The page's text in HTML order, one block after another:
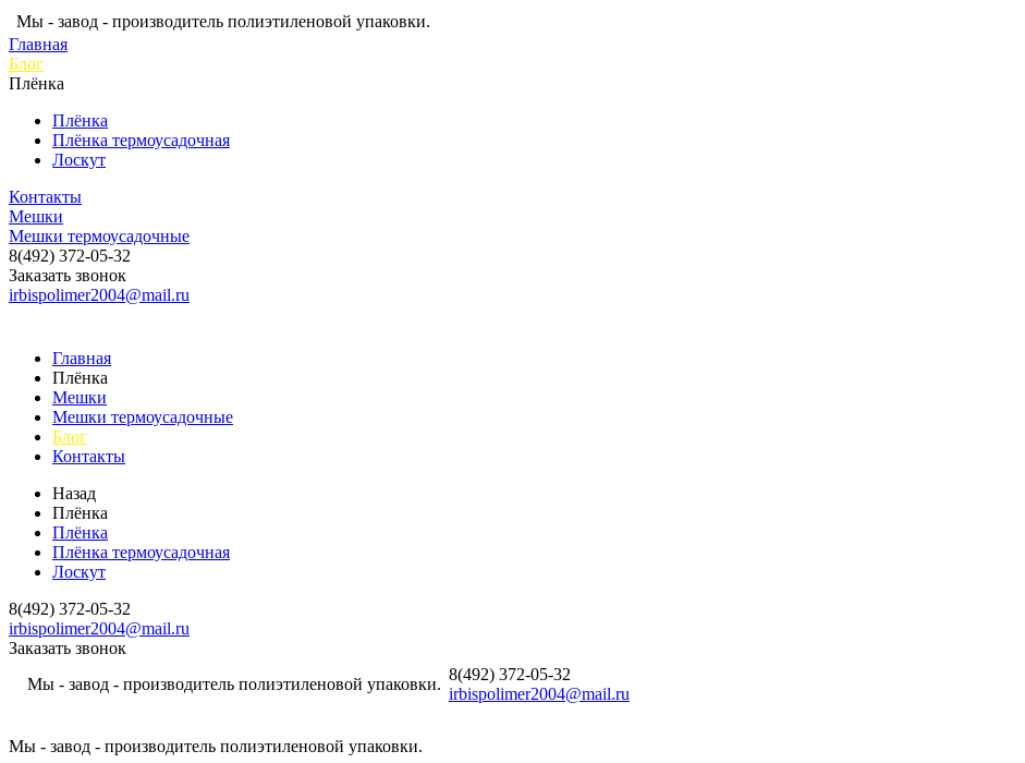
Мы - завод - производитель полиэтиленовой упаковки.
Главная
Блог
Плёнка
Плёнка
Плёнка термоусадочная
Лоскут
Контакты
Мешки
Мешки термоусадочные
8(492) 372-05-32
Заказать звонок
irbispolimer2004@mail.ru
Главная
Плёнка
Мешки
Мешки термоусадочные
Блог
Контакты
Назад
Плёнка
Плёнка
Плёнка термоусадочная
Лоскут
8(492) 372-05-32
irbispolimer2004@mail.ru
Заказать звонок
Мы - завод - производитель полиэтиленовой упаковки.
8(492) 372-05-32
irbispolimer2004@mail.ru
Мы - завод - производитель полиэтиленовой упаковки.